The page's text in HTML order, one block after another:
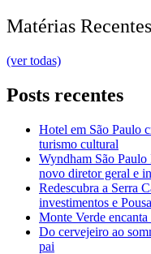
Matérias Recentes
(ver todas)
Posts recentes
Hotel em São Paulo
turismo cultural
Wyndham São
novo diretor geral e
Redescubra a Serra
investimentos e
Monte Verde encanta
Do cervejeiro ao
pai